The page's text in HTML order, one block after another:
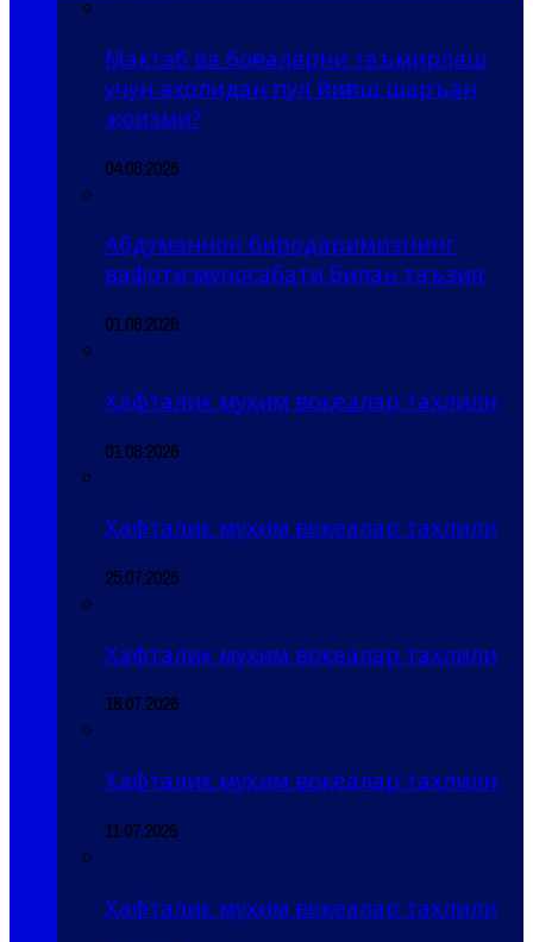
Мактаб ва боғчаларни таъмирлаш
учун аҳолидан пул йиғиш шаръан
жоизми?
04.08.2026
Абдуманнон биродаримизнинг
вафоти муносабати билан таъзия
01.08.2026
Ҳафталик муҳим воқеалар таҳлили
01.08.2026
Ҳафталик муҳим воқеалар таҳлили
25.07.2026
Ҳафталик муҳим воқеалар таҳлили
18.07.2026
Ҳафталик муҳим воқеалар таҳлили
11.07.2026
Ҳафталик муҳим воқеалар таҳлили